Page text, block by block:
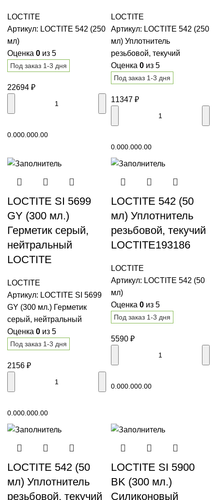
LOCTITE
Артикул: LOCTITE 542 (250
мл)
Оценка 0 из 5
Под заказ 1-3 дня
22694 ₽
0.000.000.00
LOCTITE
Артикул: LOCTITE 542 (250
мл) Уплотнитель
резьбовой, текучий
Оценка 0 из 5
Под заказ 1-3 дня
11347 ₽
0.000.000.00
LOCTITE SI 5699
GY (300 мл.)
Герметик серый,
нейтральный
LOCTITE
LOCTITE
Артикул: LOCTITE SI 5699
GY (300 мл.) Герметик
серый, нейтральный
Оценка 0 из 5
Под заказ 1-3 дня
2156 ₽
0.000.000.00
LOCTITE 542 (50
мл) Уплотнитель
резьбовой, текучий
LOCTITE193186
LOCTITE
Артикул: LOCTITE 542 (50
мл)
Оценка 0 из 5
Под заказ 1-3 дня
5590 ₽
0.000.000.00
LOCTITE 542 (50
мл) Уплотнитель
резьбовой, текучий
LOCTITE SI 5900
BK (300 мл.)
Силиконовый